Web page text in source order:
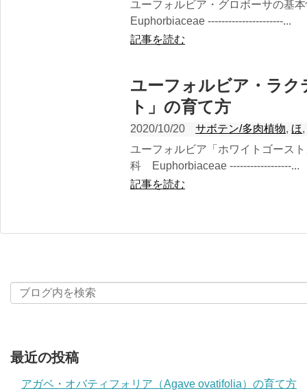
ユーフォルビア・グロボーサの基
Euphorbiaceae ----------------------...
記事を読む
ユーフォルビア・ラ
ト」の育て方
2020/10/20 サボテン/多肉植物, ほ
ユーフォルビア「ホワイトゴース
科 Euphorbiaceae ------------------...
記事を読む
最近の投稿
アガベ・オバティフォリア（Agave ovatifolia）の育て方